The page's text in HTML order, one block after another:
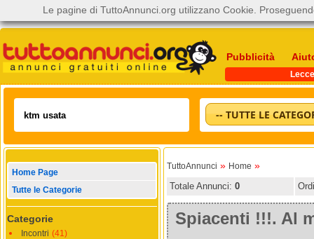
Pubblicità
Lecce
-- TUTTE LE
Home Page
Tutte le Categorie
Categorie
Incontri (41)
TuttoAnnunci » Home »
Totale Annunci: 0
Spiacenti !!!. Al
Le pagine di TuttoAnnunci.org utilizzano Cookie.